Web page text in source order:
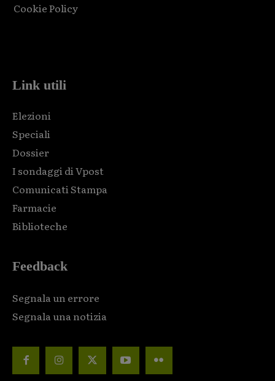
Cookie Policy
Link utili
Elezioni
Speciali
Dossier
I sondaggi di Vpost
Comunicati Stampa
Farmacie
Biblioteche
Feedback
Segnala un errore
Segnala una notizia